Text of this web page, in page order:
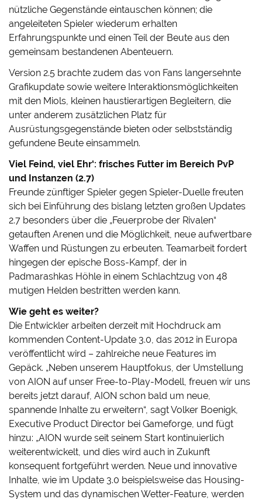
nützliche Gegenstände eintauschen können; die
angeleiteten Spieler wiederum erhalten
Erfahrungspunkte und einen Teil der Beute aus den
gemeinsam bestandenen Abenteuern.
Version 2.5 brachte zudem das von Fans langersehnte
Grafikupdate sowie weitere Interaktionsmöglichkeiten
mit den Miols, kleinen haustierartigen Begleitern, die
unter anderem zusätzlichen Platz für
Ausrüstungsgegenstände bieten oder selbstständig
gefundene Beute einsammeln.
Viel Feind, viel Ehr‘: frisches Futter im Bereich PvP
und Instanzen (2.7)
Freunde zünftiger Spieler gegen Spieler-Duelle freuten
sich bei Einführung des bislang letzten großen Updates
2.7 besonders über die „Feuerprobe der Rivalen“
getauften Arenen und die Möglichkeit, neue aufwertbare
Waffen und Rüstungen zu erbeuten. Teamarbeit fordert
hingegen der epische Boss-Kampf, der in
Padmarashkas Höhle in einem Schlachtzug von 48
mutigen Helden bestritten werden kann.
Wie geht es weiter?
Die Entwickler arbeiten derzeit mit Hochdruck am
kommenden Content-Update 3.0, das 2012 in Europa
veröffentlicht wird – zahlreiche neue Features im
Gepäck. „Neben unserem Hauptfokus, der Umstellung
von AION auf unser Free-to-Play-Modell, freuen wir uns
bereits jetzt darauf, AION schon bald um neue,
spannende Inhalte zu erweitern“, sagt Volker Boenigk,
Executive Product Director bei Gameforge, und fügt
hinzu: „AION wurde seit seinem Start kontinuierlich
weiterentwickelt, und dies wird auch in Zukunft
konsequent fortgeführt werden. Neue und innovative
Inhalte, wie im Update 3.0 beispielsweise das Housing-
System und das dynamischen Wetter-Feature, werden